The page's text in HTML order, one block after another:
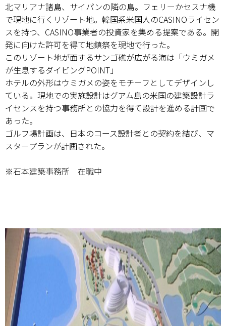
北マリアナ諸島、サイパンの隣の島。フェリーかセスナ機
で現地に行くリゾート地。韓国系米国人のCASINOライセン
スを持つ、CASINO事業者の投資家を集める提案である。開
発に向けた許可を得て地鎮祭を現地で行った。
このリゾート地が面するサンゴ礁が広がる海は「ウミガメ
が生息するダイビングPOINT」
ホテルの外形はウミガメの姿をモチーフとしてデザインし
ている。現地での実施設計はグアム島の米国の建築設計ラ
イセンスを持つ事務所との協力を得て設計を進める計画で
あった。
ゴルフ場計画は、日本のコース設計者との契約を結び、マ
スタープランが計画された。
※石本建築事務所 在職中